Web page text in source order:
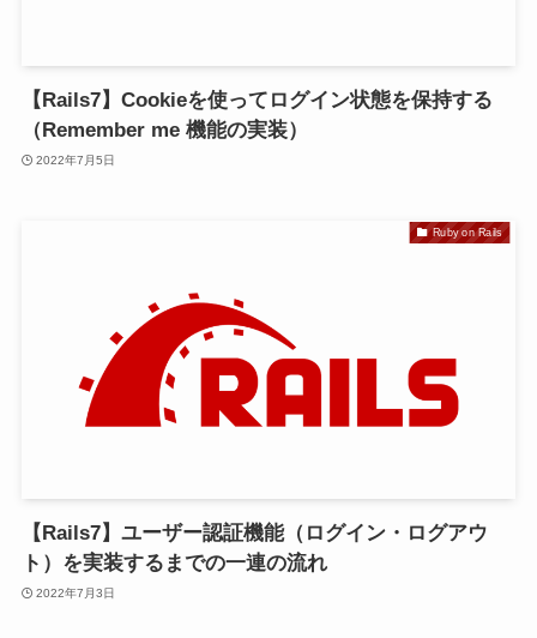
【Rails7】Cookieを使ってログイン状態を保持する
（Remember me 機能の実装）
2022年7月5日
Ruby on Rails
【Rails7】ユーザー認証機能（ログイン・ログアウ
ト）を実装するまでの一連の流れ
2022年7月3日